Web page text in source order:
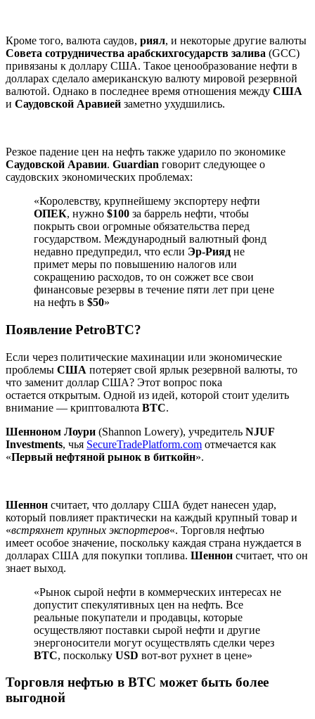
Кроме того, валюта саудов, риял, и некоторые другие валюты
Совета сотрудничества арабскихгосударств залива (GCC)
привязаны к доллару США. Такое ценообразование нефти в
долларах сделало американскую валюту мировой резервной
валютой. Однако в последнее время отношения между США
и Саудовской Аравией заметно ухудшились.
Резкое падение цен на нефть также ударило по экономике
Саудовской Аравии. Guardian говорит следующее о
саудовских экономических проблемах:
«Королевству, крупнейшему экспортеру нефти
ОПЕК, нужно $100 за баррель нефти, чтобы
покрыть свои огромные обязательства перед
государством. Международный валютный фонд
недавно предупредил, что если Эр-Рияд не
примет меры по повышению налогов или
сокращению расходов, то он сожжет все свои
финансовые резервы в течение пяти лет при цене
на нефть в $50»
Появление PetroBTC?
Если через политические махинации или экономические
проблемы США потеряет свой ярлык резервной валюты, то
что заменит доллар США? Этот вопрос пока
остается открытым. Одной из идей, которой стоит уделить
внимание — криптовалюта BTC.
Шенноном Лоури (Shannon Lowery), учредитель NJUF
Investments, чья SecureTradePlatform.com отмечается как
«Первый нефтяной рынок в биткойн».
Шеннон считает, что доллару США будет нанесен удар,
который повлияет практически на каждый крупный товар и
«встряхнет крупных экспортеров«. Торговля нефтью
имеет особое значение, поскольку каждая страна нуждается в
долларах США для покупки топлива. Шеннон считает, что он
знает выход.
«Рынок сырой нефти в коммерческих интересах не
допустит спекулятивных цен на нефть. Все
реальные покупатели и продавцы, которые
осуществляют поставки сырой нефти и другие
энергоносители могут осуществлять сделки через
BTC, поскольку USD вот-вот рухнет в цене»
Торговля нефтью в BTC может быть более
выгодной